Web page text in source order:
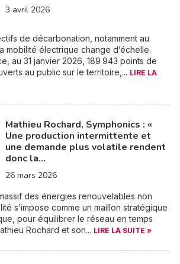
3 avril 2026
de décarbonation, notamment au
mobilité électrique change d’échelle.
au 31 janvier 2026, 189 943 points de
au public sur le territoire,... LIRE LA
Mathieu Rochard, Symphonics : «
Une production intermittente et
une demande plus volatile rendent
donc la…
26 mars 2026
des énergies renouvelables non
s’impose comme un maillon stratégique
pour équilibrer le réseau en temps
Rochard et son... LIRE LA SUITE »